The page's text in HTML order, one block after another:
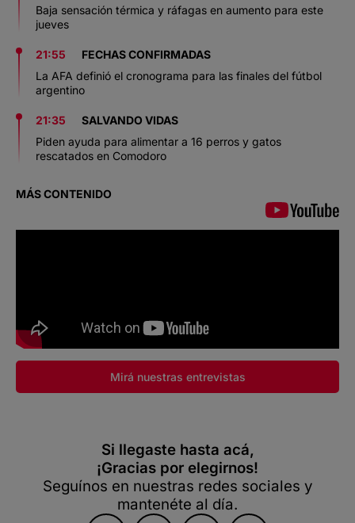
Baja sensación térmica y ráfagas en aumento para este
jueves
21:55
FECHAS CONFIRMADAS
La AFA definió el cronograma para las finales del fútbol
argentino
21:35
SALVANDO VIDAS
Piden ayuda para alimentar a 16 perros y gatos
rescatados en Comodoro
MÁS CONTENIDO
Mirá nuestras entrevistas
Si llegaste hasta acá,
¡Gracias por elegirnos!
Seguínos en nuestras redes sociales y
mantenéte al día.